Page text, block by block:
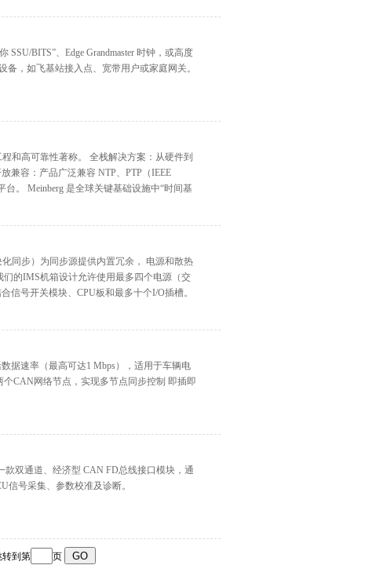
BITS”、Edge Grandmaster 时钟，或高度
，如飞基站接入点、宽带用户或家庭网关。
和高可靠性著称。 全栈解决方案：从硬件到
兼容：产品广泛兼容 NTP、PTP（IEEE
台。 Meinberg 是全球关键基础设施中“时间基
同步）为同步源提供内置冗余， 电源和散热
的IMS机箱设计允许使用最多四个电源（交
信号开关模块、CPU板和最多十个I/O插槽。
据速率（最高可达1 Mbps），适用于车辆电
CAN网络节点，实现多节点同步控制 ‌即插即
款双通道、经济型 CAN FD总线接口模块，通
信号采集、参数校准及诊断。
到第 页